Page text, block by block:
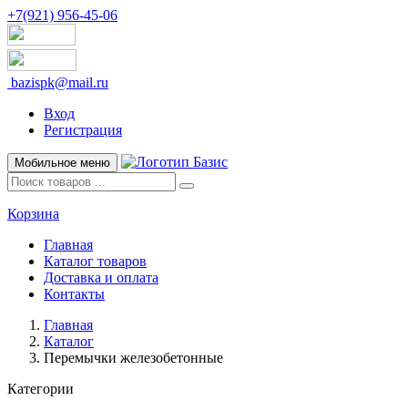
+7(921) 956-45-06
bazispk@mail.ru
Вход
Регистрация
Мобильное меню
Корзина
Главная
Каталог товаров
Доставка и оплата
Контакты
Главная
Каталог
Перемычки железобетонные
Категории